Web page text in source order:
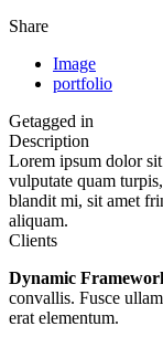
Share
Image
portfolio
Getagged in
Description
Lorem ipsum dolor
vulputate quam
blandit mi, sit amet
aliquam.
Clients
Dynamic
convallis. Fusce
erat elementum.